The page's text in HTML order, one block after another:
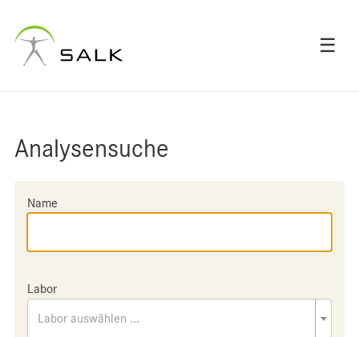
☰
Analysensuche
Name
Labor
Labor auswählen ...